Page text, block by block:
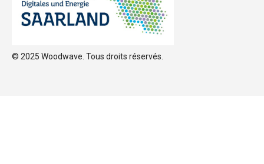
© 2025 Woodwave. Tous droits réservés.